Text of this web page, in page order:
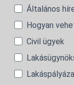
Általános
Hogyan
Civil ügyek